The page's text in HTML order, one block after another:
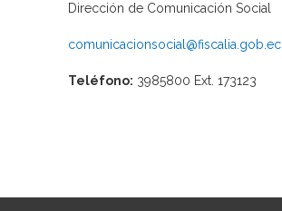
Dirección de Comunicación Social
comunicacionsocial@fiscalia.gob.ec
Teléfono: 3985800 Ext. 173123